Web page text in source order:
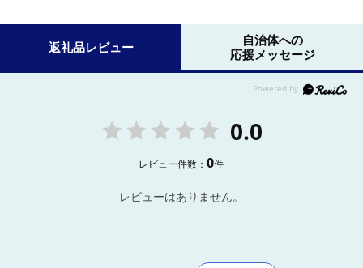
返礼品レビュー
自治体への
応援メッセージ
0.0
レビュー件数：0件
レビューはありません。